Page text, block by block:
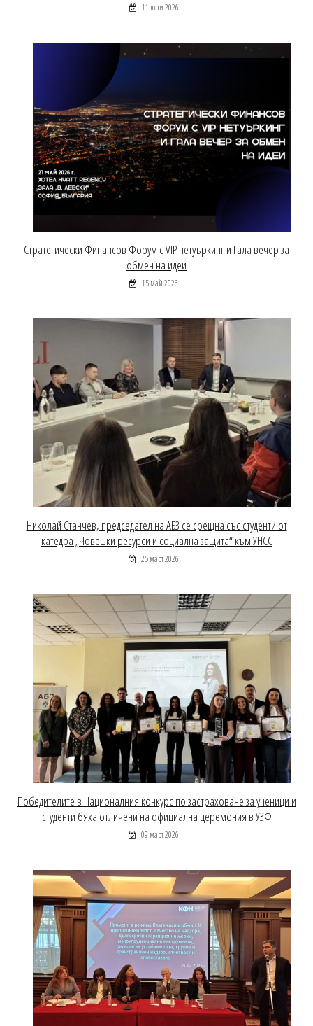
11 юни 2026
Стратегически Финансов Форум с VIP нетуъркинг и Гала вечер за
обмен на идеи
15 май 2026
Николай Станчев, председател на АБЗ се срещна със студенти от
катедра „Човешки ресурси и социална защита“ към УНСС
25 март 2026
Победителите в Националния конкурс по застраховане за ученици и
студенти бяха отличени на официална церемония в УЗФ
09 март 2026